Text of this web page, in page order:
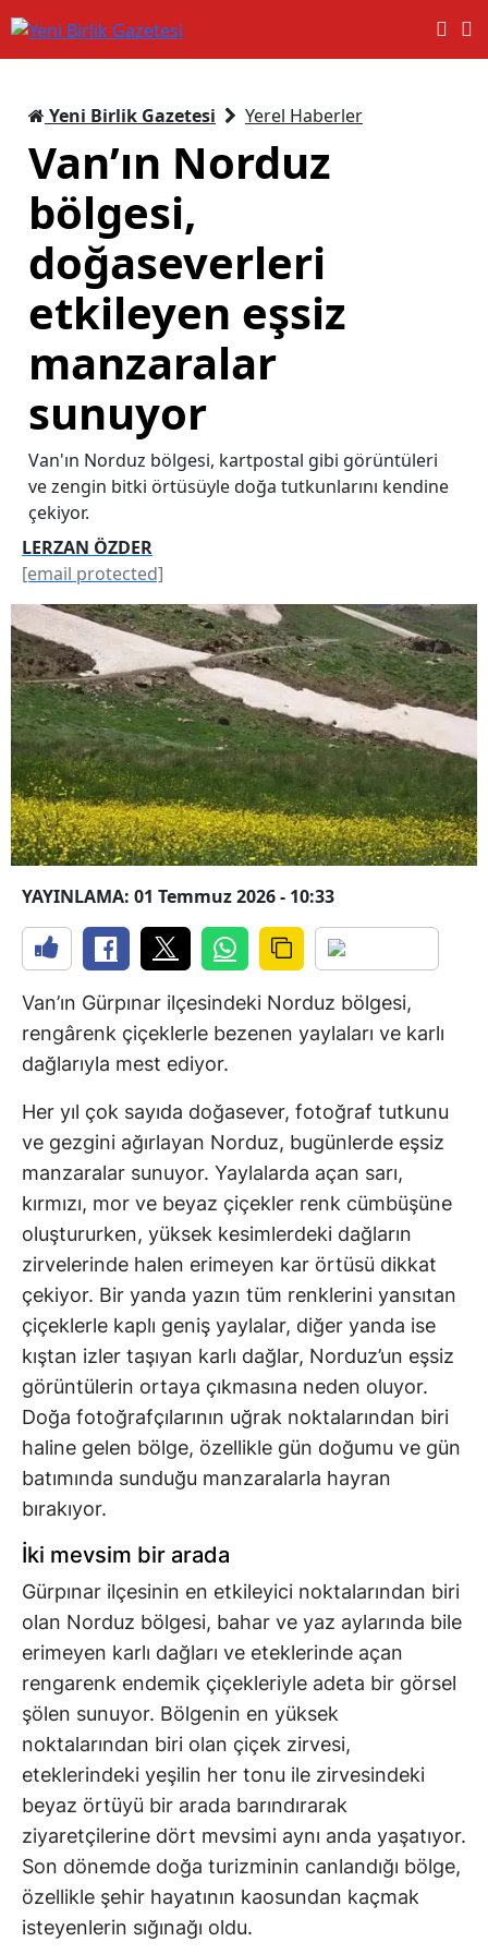
Yeni Birlik Gazetesi Yerel Haberler
Van’ın Norduz
bölgesi,
doğaseverleri
etkileyen eşsiz
manzaralar
sunuyor
Van'ın Norduz bölgesi, kartpostal gibi görüntüleri
ve zengin bitki örtüsüyle doğa tutkunlarını kendine
çekiyor.
LERZAN ÖZDER
[email protected]
YAYINLAMA: 01 Temmuz 2026 - 10:33
Van’ın Gürpınar ilçesindeki Norduz bölgesi,
rengârenk çiçeklerle bezenen yaylaları ve karlı
dağlarıyla mest ediyor.
Her yıl çok sayıda doğasever, fotoğraf tutkunu
ve gezgini ağırlayan Norduz, bugünlerde eşsiz
manzaralar sunuyor. Yaylalarda açan sarı,
kırmızı, mor ve beyaz çiçekler renk cümbüşüne
oluştururken, yüksek kesimlerdeki dağların
zirvelerinde halen erimeyen kar örtüsü dikkat
çekiyor. Bir yanda yazın tüm renklerini yansıtan
çiçeklerle kaplı geniş yaylalar, diğer yanda ise
kıştan izler taşıyan karlı dağlar, Norduz’un eşsiz
görüntülerin ortaya çıkmasına neden oluyor.
Doğa fotoğrafçılarının uğrak noktalarından biri
haline gelen bölge, özellikle gün doğumu ve gün
batımında sunduğu manzaralarla hayran
bırakıyor.
İki mevsim bir arada
Gürpınar ilçesinin en etkileyici noktalarından biri
olan Norduz bölgesi, bahar ve yaz aylarında bile
erimeyen karlı dağları ve eteklerinde açan
rengarenk endemik çiçekleriyle adeta bir görsel
şölen sunuyor. Bölgenin en yüksek
noktalarından biri olan çiçek zirvesi,
eteklerindeki yeşilin her tonu ile zirvesindeki
beyaz örtüyü bir arada barındırarak
ziyaretçilerine dört mevsimi aynı anda yaşatıyor.
Son dönemde doğa turizminin canlandığı bölge,
özellikle şehir hayatının kaosundan kaçmak
isteyenlerin sığınağı oldu.